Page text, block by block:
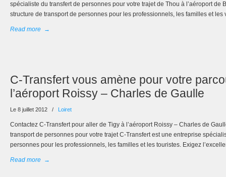
spécialiste du transfert de personnes pour votre trajet de Thou à l’aéroport de
structure de transport de personnes pour les professionnels, les familles et les
Read more →
C-Transfert vous amène pour votre
l’aéroport Roissy – Charles de Gaulle
Le 8 juillet 2012 / Loiret
Contactez C-Transfert pour aller de Tigy à l’aéroport Roissy – Charles de
transport de personnes pour votre trajet C-Transfert est une entreprise
personnes pour les professionnels, les familles et les touristes. Exigez
Read more →